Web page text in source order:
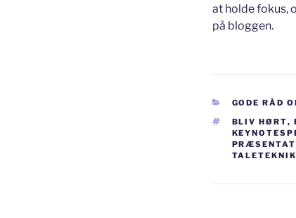
at holde fokus,
på bloggen.
GODE RÅD
TAGS
BLIV HØRT,
TALETEKNIK